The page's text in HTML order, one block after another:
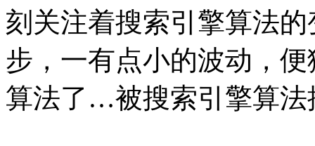
刻关注着搜索引擎算法
步，一有点小的波动，
算法了…被搜索引擎算法